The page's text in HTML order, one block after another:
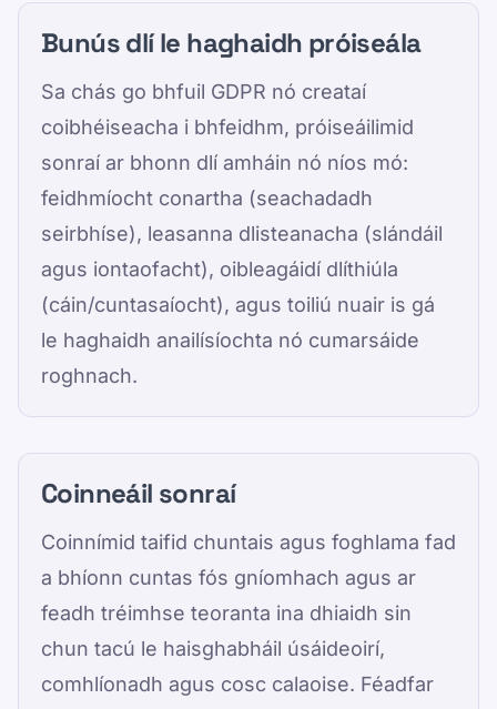
Bunús dlí le haghaidh próiseála
Sa chás go bhfuil GDPR nó creataí
coibhéiseacha i bhfeidhm, próiseáilimid
sonraí ar bhonn dlí amháin nó níos mó:
feidhmíocht conartha (seachadadh
seirbhíse), leasanna dlisteanacha (slándáil
agus iontaofacht), oibleagáidí dlíthiúla
(cáin/cuntasaíocht), agus toiliú nuair is gá
le haghaidh anailísíochta nó cumarsáide
roghnach.
Coinneáil sonraí
Coinnímid taifid chuntais agus foghlama fad
a bhíonn cuntas fós gníomhach agus ar
feadh tréimhse teoranta ina dhiaidh sin
chun tacú le haisghabháil úsáideoirí,
comhlíonadh agus cosc ​​calaoise. Féadfar